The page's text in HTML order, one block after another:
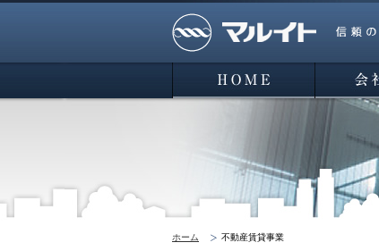
会社概要
ホーム 不動産賃貸事業